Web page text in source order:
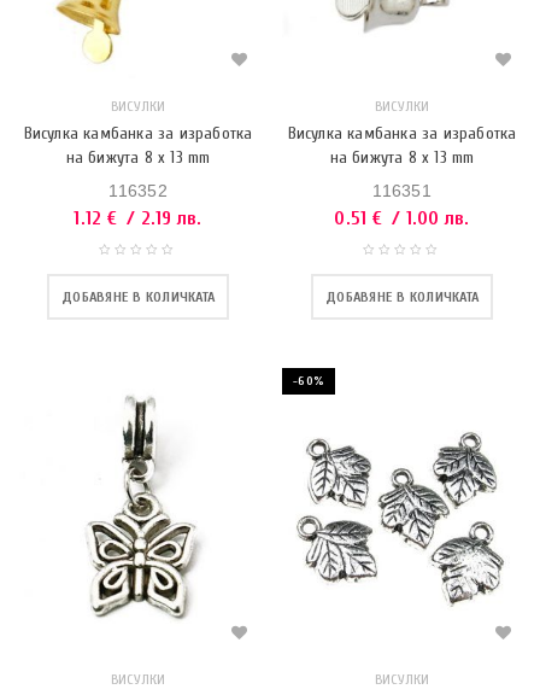
ВИСУЛКИ
Висулка камбанка за изработка
на бижута 8 х 13 mm
116352
1.12 € / 2.19 лв.
ДОБАВЯНЕ В КОЛИЧКАТА
ВИСУЛКИ
Висулка камбанка за изработка
на бижута 8 х 13 mm
116351
0.51 € / 1.00 лв.
ДОБАВЯНЕ В КОЛИЧКАТА
ВИСУЛКИ
-60%
ВИСУЛКИ